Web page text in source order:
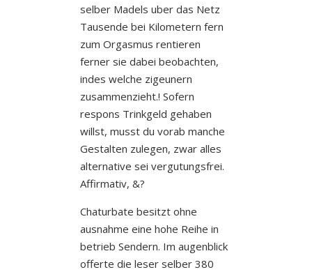
selber Madels uber das Netz
Tausende bei Kilometern fern
zum Orgasmus rentieren
ferner sie dabei beobachten,
indes welche zigeunern
zusammenzieht.! Sofern
respons Trinkgeld gehaben
willst, musst du vorab manche
Gestalten zulegen, zwar alles
alternative sei vergutungsfrei.
Affirmativ, &?
Chaturbate besitzt ohne
ausnahme eine hohe Reihe in
betrieb Sendern. Im augenblick
offerte die leser selber 380